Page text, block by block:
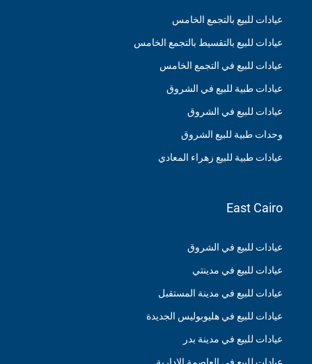
عيادات للبيع بالتجمع الخامس
عيادات للبيع بالتقسيط بالتجمع الخامس
عيادات للبيع في التجمع الخامس
عيادات طبية للبيع في الشروق
عيادات للبيع في الشروق
وحدات طبية للبيع الشروق
عيادات طبية للبيع زهراء المعادي
East Cairo
عيادات للبيع في الشروق
عيادات للبيع في مدينتي
عيادات للبيع في مدينة المستقبل
عيادات للبيع في هليوبوليس الجديدة
عيادات للبيع في مدينة بدر